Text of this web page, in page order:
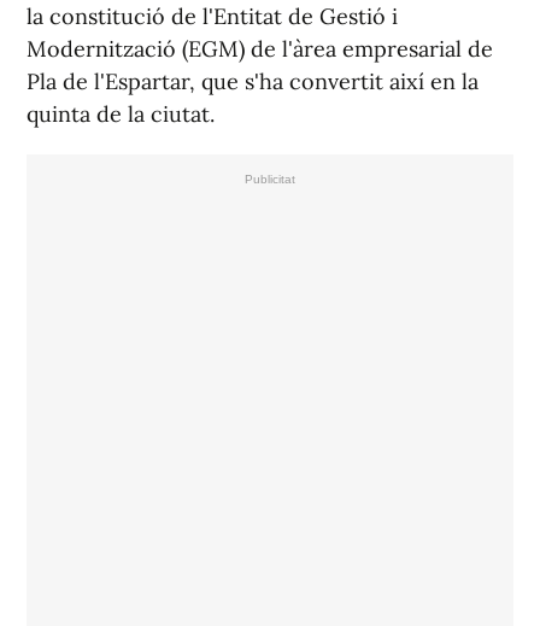
la constitució de l'Entitat de Gestió i
Modernització (EGM) de l'àrea empresarial de
Pla de l'Espartar, que s'ha convertit així en la
quinta de la ciutat.